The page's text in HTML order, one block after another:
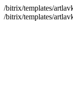
/bitrix/templates/
/bitrix/templates/